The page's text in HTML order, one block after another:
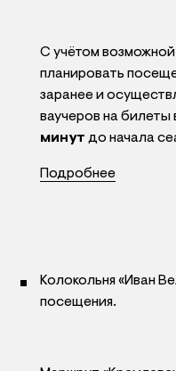
С учётом
планировать
заранее и
ваучеров на билеты
минут до начала
Подробнее
Колокольня «Иван
посещения.